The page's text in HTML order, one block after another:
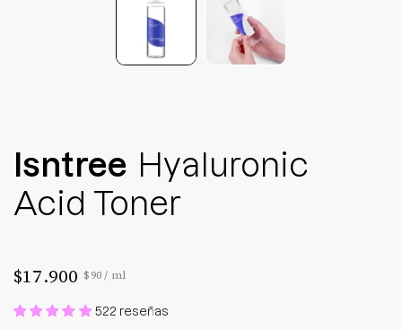
Isntree Hyaluronic
Acid Toner
$17.900 Precio por unidad
$90 /por
ml
522 reseñas